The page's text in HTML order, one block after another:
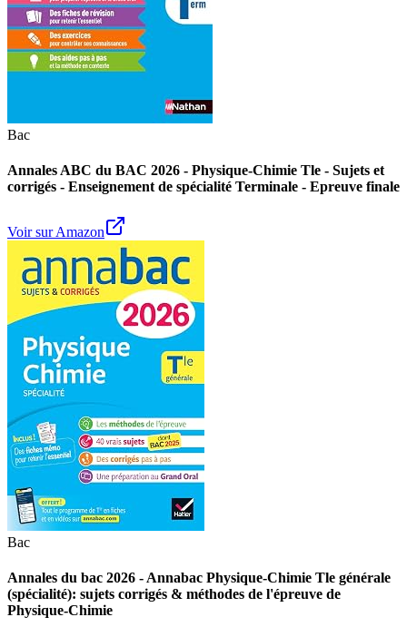
Bac
Annales ABC du BAC 2026 - Physique-Chimie Tle - Sujets et
corrigés - Enseignement de spécialité Terminale - Epreuve finale
Voir sur Amazon
Bac
Annales du bac 2026 - Annabac Physique-Chimie Tle générale
(spécialité): sujets corrigés & méthodes de l'épreuve de
Physique-Chimie